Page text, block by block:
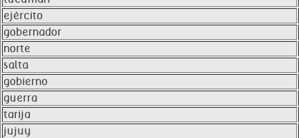
ejército
gobernador
norte
salta
gobierno
guerra
tarija
jujuy